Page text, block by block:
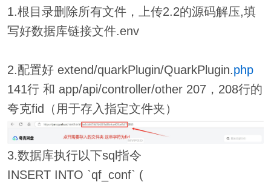
1.根目录删除所有文件，上传2.2的源码解压,填
写好数据库链接文件.env
2.配置好 extend/quarkPlugin/QuarkPlugin.php
141行 和 app/api/controller/other 207，208行的
夸克fid（用于存入指定文件夹）
3.数据库执行以下sql指令
INSERT INTO `qf_conf` (